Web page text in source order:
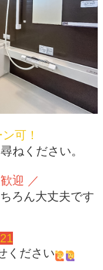
可！
ねください。
迎 ／
ろん大丈夫です
ください